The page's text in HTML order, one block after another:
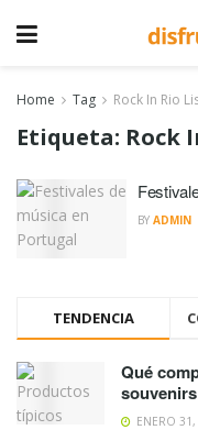
Home Tag Rock In Rio
Etiqueta: Rock
BY ADMIN
TENDENCIA
Qué
souvenirs
ENERO